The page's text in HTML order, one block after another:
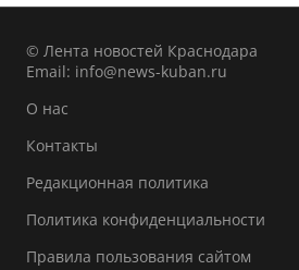
© Лента новостей Краснодара
Email: info@news-kuban.ru
О нас
Контакты
Редакционная политика
Политика конфиденциальности
Правила пользования сайтом